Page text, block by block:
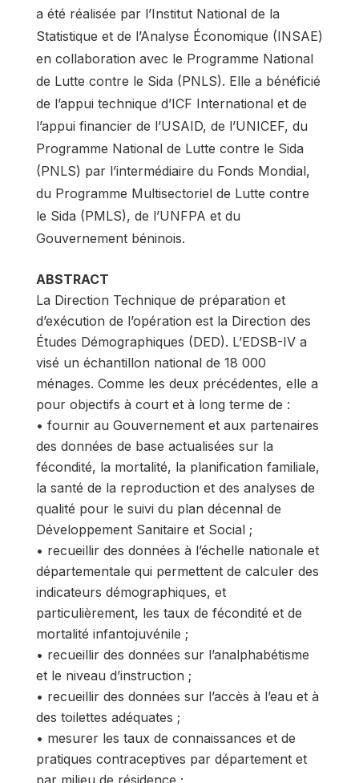
a été réalisée par l’Institut National de la
Statistique et de l’Analyse Économique (INSAE)
en collaboration avec le Programme National
de Lutte contre le Sida (PNLS). Elle a bénéficié
de l’appui technique d’ICF International et de
l’appui financier de l’USAID, de l’UNICEF, du
Programme National de Lutte contre le Sida
(PNLS) par l’intermédiaire du Fonds Mondial,
du Programme Multisectoriel de Lutte contre
le Sida (PMLS), de l’UNFPA et du
Gouvernement béninois.
ABSTRACT
La Direction Technique de préparation et
d’exécution de l’opération est la Direction des
Études Démographiques (DED). L’EDSB-IV a
visé un échantillon national de 18 000
ménages. Comme les deux précédentes, elle a
pour objectifs à court et à long terme de :
• fournir au Gouvernement et aux partenaires
des données de base actualisées sur la
fécondité, la mortalité, la planification familiale,
la santé de la reproduction et des analyses de
qualité pour le suivi du plan décennal de
Développement Sanitaire et Social ;
• recueillir des données à l’échelle nationale et
départementale qui permettent de calculer des
indicateurs démographiques, et
particulièrement, les taux de fécondité et de
mortalité infantojuvénile ;
• recueillir des données sur l’analphabétisme
et le niveau d’instruction ;
• recueillir des données sur l’accès à l’eau et à
des toilettes adéquates ;
• mesurer les taux de connaissances et de
pratiques contraceptives par département et
par milieu de résidence ;